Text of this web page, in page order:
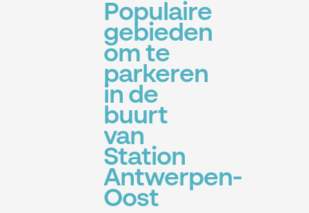
Populaire
gebieden
om te
parkeren
in de
buurt
van
Station
Antwerpen-
Oost